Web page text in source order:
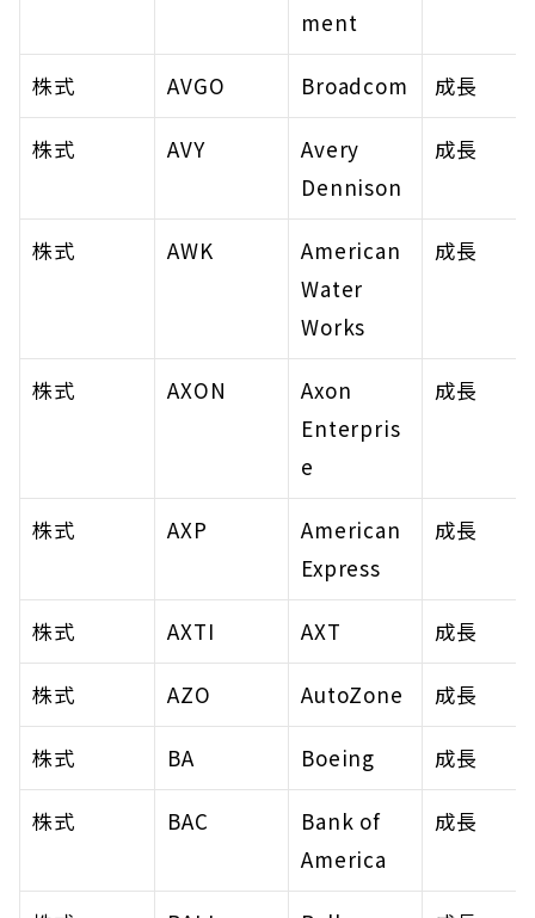
ment
株式 AVGO Broadcom 成長
株式 AVY
Avery
Dennison
成長
株式 AWK
American
Water
Works
成長
株式 AXON
Axon
Enterpris
e
成長
株式 AXP
American
Express
成長
株式 AXTI AXT 成長
株式 AZO AutoZone 成長
株式 BA Boeing 成長
株式 BAC
Bank of
America
成長